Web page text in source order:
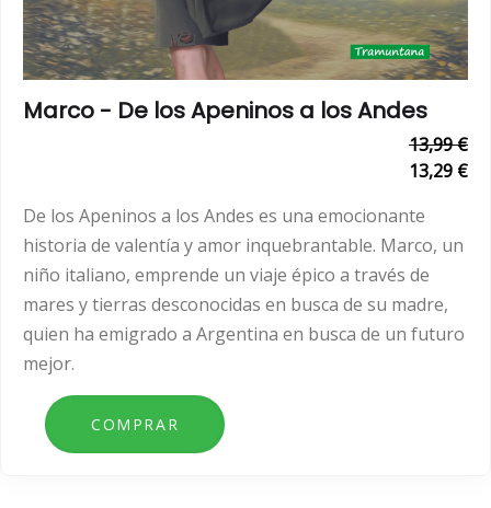
Marco - De los Apeninos a los Andes
13,99 €
13,29 €
De los Apeninos a los Andes es una emocionante
historia de valentía y amor inquebrantable. Marco, un
niño italiano, emprende un viaje épico a través de
mares y tierras desconocidas en busca de su madre,
quien ha emigrado a Argentina en busca de un futuro
mejor.